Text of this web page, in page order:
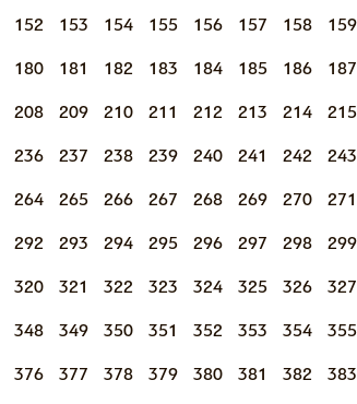
152 153 154 155 156 157 158 159
180 181 182 183 184 185 186 187
208 209 210 211 212 213 214 215
236 237 238 239 240 241 242 243
264 265 266 267 268 269 270 271
292 293 294 295 296 297 298 299
320 321 322 323 324 325 326 327
348 349 350 351 352 353 354 355
376 377 378 379 380 381 382 383